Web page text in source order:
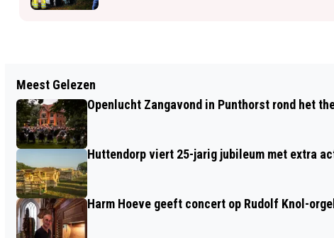
AUTO KLAPT TEGEN BOOM EN VLIEGT IN
BRAND AAN KAMPWEG
Meest Gelezen
Openlucht Zangavond in Punthorst rond het
Huttendorp viert 25-jarig jubileum met extra
Harm Hoeve geeft concert op Rudolf Knol-